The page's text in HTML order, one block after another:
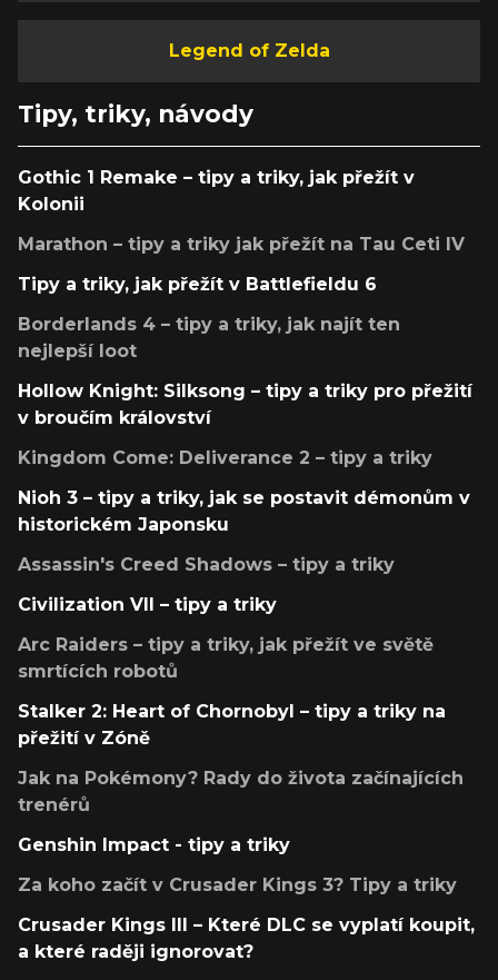
Legend of Zelda
Tipy, triky, návody
Gothic 1 Remake – tipy a triky, jak přežít v
Kolonii
Marathon – tipy a triky jak přežít na Tau Ceti IV
Tipy a triky, jak přežít v Battlefieldu 6
Borderlands 4 – tipy a triky, jak najít ten
nejlepší loot
Hollow Knight: Silksong – tipy a triky pro přežití
v broučím království
Kingdom Come: Deliverance 2 – tipy a triky
Nioh 3 – tipy a triky, jak se postavit démonům v
historickém Japonsku
Assassin's Creed Shadows – tipy a triky
Civilization VII – tipy a triky
Arc Raiders – tipy a triky, jak přežít ve světě
smrtících robotů
Stalker 2: Heart of Chornobyl – tipy a triky na
přežití v Zóně
Jak na Pokémony? Rady do života začínajících
trenérů
Genshin Impact - tipy a triky
Za koho začít v Crusader Kings 3? Tipy a triky
Crusader Kings III – Které DLC se vyplatí koupit,
a které raději ignorovat?